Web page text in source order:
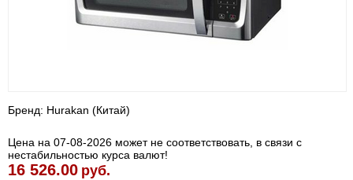
Бренд: Hurakan (Китай)
Цена на 07-08-2026 может не соответствовать, в связи с
нестабильностью курса валют!
16 526.00 руб.